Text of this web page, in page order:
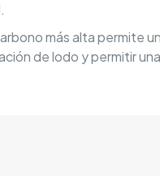
más alta permite
de lodo y permitir